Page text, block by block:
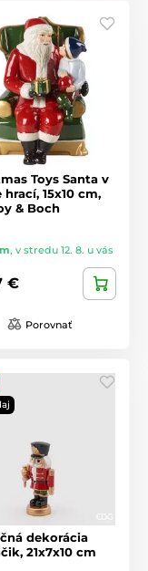
Toys Santa v
hrací, 15x10 cm,
& Boch
, v stredu 12. 8. u vás
€
Porovnať
dekorácia
21x7x10 cm